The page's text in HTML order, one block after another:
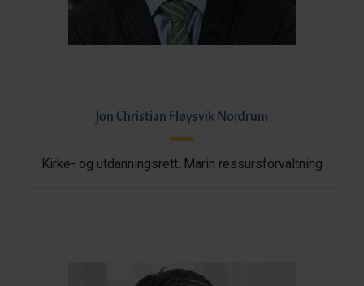
Jon Christian Fløysvik Nordrum
Kirke- og utdanningsrett. Marin ressursforvaltning